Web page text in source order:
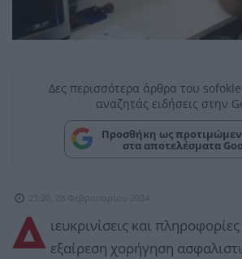
Δες περισσότερα άρθρα του
αναζητάς ειδήσεις στην
Προσθήκη ως
στα αποτελέσματα
23:20, 28 Φεβρουαρίου 2024
Δ ιευκρινίσεις και πληροφορίες
εξαίρεση χορήγηση